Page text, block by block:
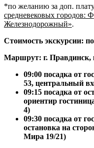
*по желанию за доп.
средневековых городов:
Железнодорожный».
Стоимость экскурсии:
Маршрут: г. Правдинск,
09:00 посадка от
53, центральный
09:15 посадка от
ориентир
4)
09:30 посадка от
остановка на
Мира 19/21)